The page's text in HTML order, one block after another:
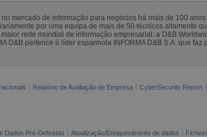
mercado de informação para negócios há mais de 100
por uma equipa de mais de 50 técnicos altamente
rede mundial de informação empresarial: a D&B
D&B pertence à líder espanhola INFORMA D&B S.A. que faz
Relatório de Avaliação de Empresa CyberSecurity Report
Dados Pré-Definidas Atualização/Enriquecimento de dados